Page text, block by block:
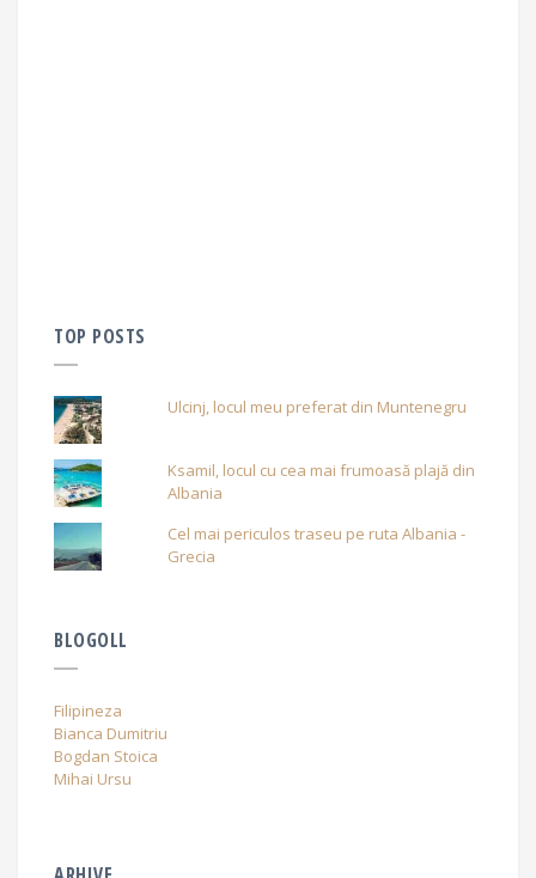
TOP POSTS
Ulcinj, locul meu preferat din Muntenegru
Ksamil, locul cu cea mai frumoasă plajă din
Albania
Cel mai periculos traseu pe ruta Albania -
Grecia
BLOGOLL
Filipineza
Bianca Dumitriu
Bogdan Stoica
Mihai Ursu